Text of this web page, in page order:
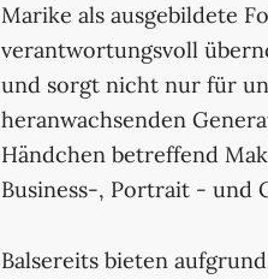
Marike als ausgebildete
verantwortungsvoll
und sorgt nicht nur für
heranwachsenden
Händchen betreffend
Business-, Portrait - und
Balsereits bieten